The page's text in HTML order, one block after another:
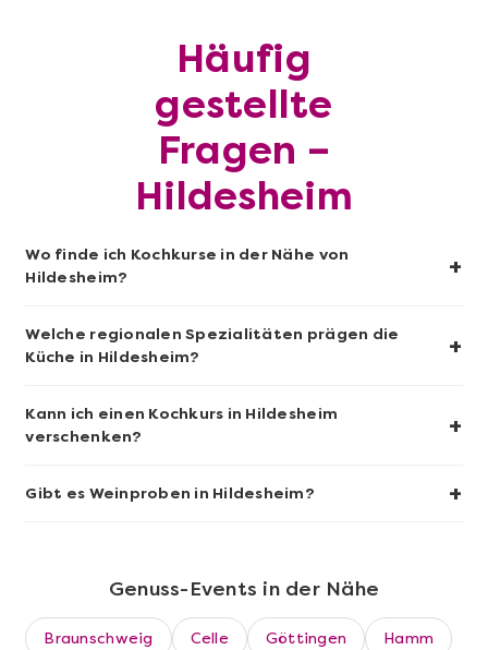
Sushi-Kochkurs@Home
Wein- & Käse-Genuss@Home für 2
Häufig
gestellte
Fragen –
Hildesheim
Wo finde ich Kochkurse in der Nähe von
Hildesheim?
+
Welche regionalen Spezialitäten prägen die
Küche in Hildesheim?
+
Kann ich einen Kochkurs in Hildesheim
verschenken?
+
Gibt es Weinproben in Hildesheim? +
Genuss-Events in der Nähe
Braunschweig Celle Göttingen Hamm